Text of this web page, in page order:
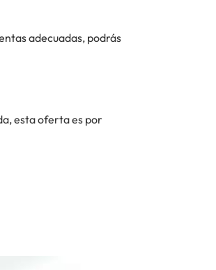
adecuadas, podrás
esta oferta es por